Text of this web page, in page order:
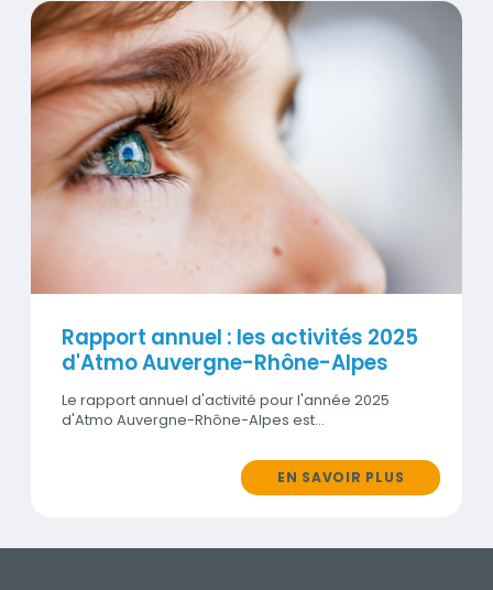
Contenus
Visuel
Rapport annuel : les activités 2025
d'Atmo Auvergne-Rhône-Alpes
Le rapport annuel d'activité pour l'année 2025
d'Atmo Auvergne-Rhône-Alpes est…
EN SAVOIR PLUS